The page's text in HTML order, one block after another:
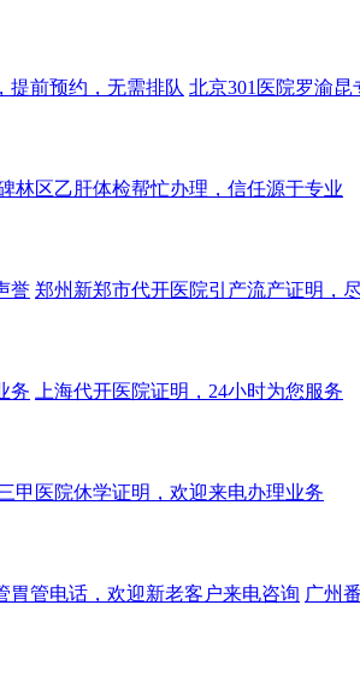
提前预约，无需排队 北京301医院罗渝
林区乙肝体检帮忙办理，信任源于专业
誉 郑州新郑市代开医院引产流产证明，
务 上海代开医院证明，24小时为您服务
甲医院休学证明，欢迎来电办理业务
胃管电话，欢迎新老客户来电咨询 广州